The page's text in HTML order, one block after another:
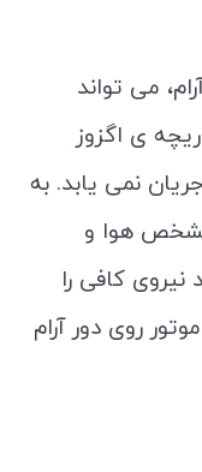
می تواند
ی اگزوز
نمی ‌یابد. به
هوا و
کافی را
روی دور آرام